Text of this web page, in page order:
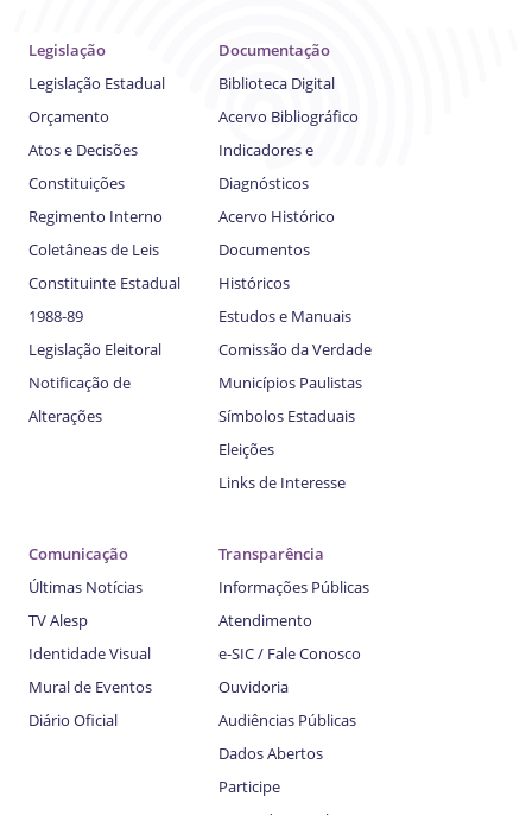
Legislação
Legislação Estadual
Orçamento
Atos e Decisões
Constituições
Regimento Interno
Coletâneas de Leis
Constituinte Estadual
1988-89
Legislação Eleitoral
Notificação de
Alterações
Documentação
Biblioteca Digital
Acervo Bibliográfico
Indicadores e
Diagnósticos
Acervo Histórico
Documentos
Históricos
Estudos e Manuais
Comissão da Verdade
Municípios Paulistas
Símbolos Estaduais
Eleições
Links de Interesse
Comunicação
Últimas Notícias
TV Alesp
Identidade Visual
Mural de Eventos
Diário Oficial
Transparência
Informações Públicas
Atendimento
e-SIC / Fale Conosco
Ouvidoria
Audiências Públicas
Dados Abertos
Participe